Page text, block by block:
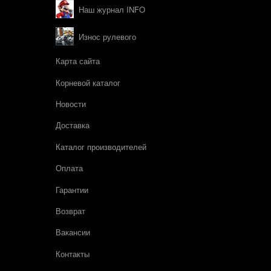
Наш журнал INFO
Износ рулевого
Карта сайта
Корневой каталог
Новости
Доставка
Каталог производителей
Оплата
Гарантии
Возврат
Вакансии
Контакты